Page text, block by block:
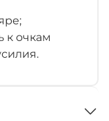
к очкам